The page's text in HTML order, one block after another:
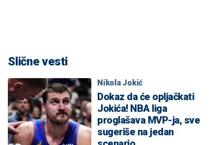
Slične vesti
Nikola Jokić
Dokaz da će opljačkati
Jokića! NBA liga
proglašava MVP-ja, sve
sugeriše na jedan